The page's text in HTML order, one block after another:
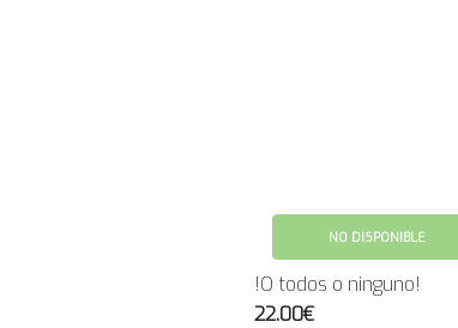
NO DISPONIBLE
!O todos o ninguno!
22.00€